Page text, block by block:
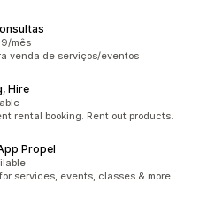
mês
venda de serviços/eventos
Hire
rental booking. Rent out products.
Propel
services, events, classes & more